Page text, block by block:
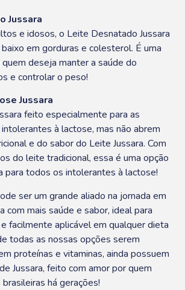
Jussara
e idosos, o Leite Desnatado Jussara
em gorduras e colesterol. É uma
deseja manter a saúde do
e controlar o peso!
Jussara
feito especialmente para as
à lactose, mas não abrem
e do sabor do Leite Jussara. Com
do leite tradicional, essa é uma opção
para todos os intolerantes à lactose!
ser um grande aliado na jornada em
com mais saúde e sabor, ideal para
facilmente aplicável em qualquer dieta
todas as nossas opções serem
proteínas e vitaminas, ainda possuem
Jussara, feito com amor por quem
há gerações!